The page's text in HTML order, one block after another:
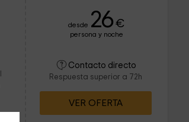
desde 26 €
persona y noche
Contacto directo
Respuesta superior a 72h
VER OFERTA